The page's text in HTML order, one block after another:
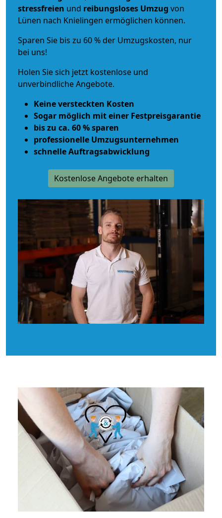
stressfreien und reibungsloses Umzug von
Lünen nach Knielingen ermöglichen können.
Sparen Sie bis zu 60 % der Umzugskosten, nur
bei uns!
Holen Sie sich jetzt kostenlose und
unverbindliche Angebote.
Keine versteckten Kosten
Sogar möglich mit einer Festpreisgarantie
bis zu ca. 60 % sparen
professionelle Umzugsunternehmen
schnelle Auftragsabwicklung
Kostenlose Angebote erhalten